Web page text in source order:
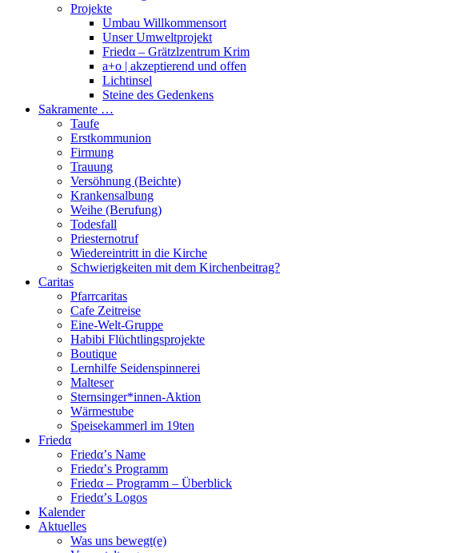
Projekte
Umbau Willkommensort
Unser Umweltprojekt
Friedα – Grätzlzentrum Krim
a+o | akzeptierend und offen
Lichtinsel
Steine des Gedenkens
Sakramente …
Taufe
Erstkommunion
Firmung
Trauung
Versöhnung (Beichte)
Krankensalbung
Weihe (Berufung)
Todesfall
Priesternotruf
Wiedereintritt in die Kirche
Schwierigkeiten mit dem Kirchenbeitrag?
Caritas
Pfarrcaritas
Cafe Zeitreise
Eine-Welt-Gruppe
Habibi Flüchtlingsprojekte
Boutique
Lernhilfe Seidenspinnerei
Malteser
Sternsinger*innen-Aktion
Wärmestube
Speisekammerl im 19ten
Friedα
Friedα’s Name
Friedα’s Programm
Friedα – Programm – Überblick
Friedα’s Logos
Kalender
Aktuelles
Was uns bewegt(e)